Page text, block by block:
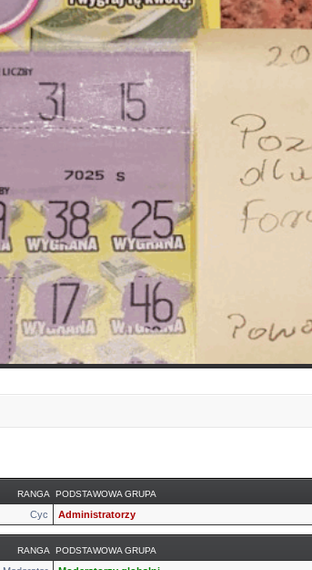
RANGA PODSTAWOWA GRUPA
Cyc Administratorzy
RANGA PODSTAWOWA GRUPA